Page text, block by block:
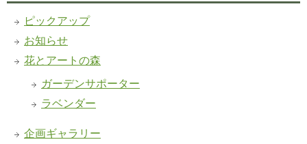
ピックアップ
お知らせ
花とアートの森
ガーデンサポーター
ラベンダー
企画ギャラリー